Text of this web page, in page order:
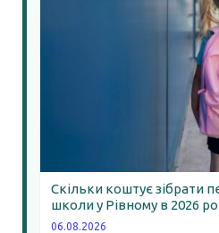
Скільки коштує зібрати
школи у Рівному в 2026
06.08.2026